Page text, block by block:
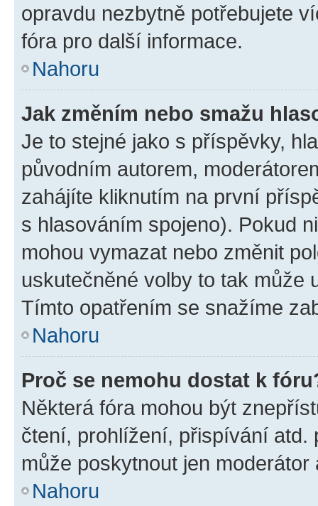
opravdu nezbytně potřebujete
fóra pro další informace.
Nahoru
Jak změním nebo smažu
Je to stejné jako s příspěvky,
původním autorem,
zahájíte kliknutím na první
s hlasováním spojeno). Pokud
mohou vymazat nebo změnit
uskutečněné volby to tak může
Tímto opatřením se snažíme
Nahoru
Proč se nemohu dostat k
Některá fóra mohou být
čtení, prohlížení, přispívání atd.
může poskytnout jen
Nahoru